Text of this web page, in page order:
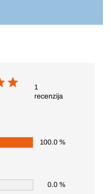
1
recenzija
100.0 %
0.0 %